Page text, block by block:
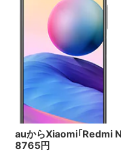
auからXiaomi｢Redmi
8765円